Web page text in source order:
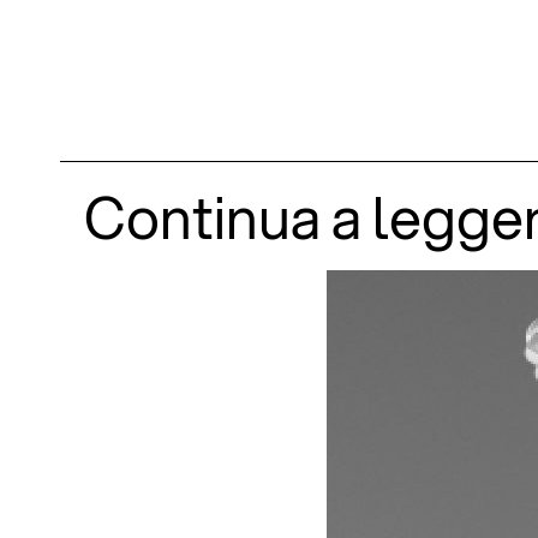
Continua a